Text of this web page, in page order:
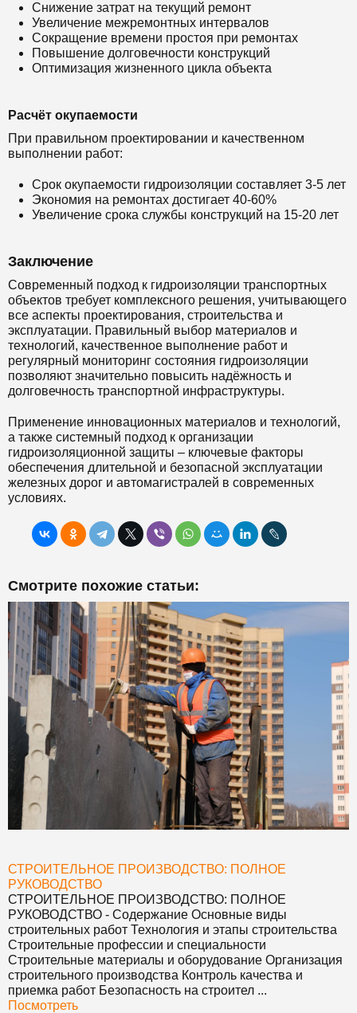
Снижение затрат на текущий ремонт
Увеличение межремонтных интервалов
Сокращение времени простоя при ремонтах
Повышение долговечности конструкций
Оптимизация жизненного цикла объекта
Расчёт окупаемости
При правильном проектировании и качественном
выполнении работ:
Срок окупаемости гидроизоляции составляет 3-5 лет
Экономия на ремонтах достигает 40-60%
Увеличение срока службы конструкций на 15-20 лет
Заключение
Современный подход к гидроизоляции транспортных
объектов требует комплексного решения, учитывающего
все аспекты проектирования, строительства и
эксплуатации. Правильный выбор материалов и
технологий, качественное выполнение работ и
регулярный мониторинг состояния гидроизоляции
позволяют значительно повысить надёжность и
долговечность транспортной инфраструктуры.
Применение инновационных материалов и технологий,
а также системный подход к организации
гидроизоляционной защиты – ключевые факторы
обеспечения длительной и безопасной эксплуатации
железных дорог и автомагистралей в современных
условиях.
Смотрите похожие статьи:
СТРОИТЕЛЬНОЕ ПРОИЗВОДСТВО: ПОЛНОЕ
РУКОВОДСТВО
СТРОИТЕЛЬНОЕ ПРОИЗВОДСТВО: ПОЛНОЕ
РУКОВОДСТВО - Содержание Основные виды
строительных работ Технология и этапы строительства
Строительные профессии и специальности
Строительные материалы и оборудование Организация
строительного производства Контроль качества и
приемка работ Безопасность на строител ...
Посмотреть